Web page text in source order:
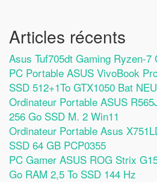
Articles récents
Asus Tuf705dt Gaming Ryzen-7
PC Portable ASUS VivoBook
SSD 512+1To GTX1050 Bat
Ordinateur Portable ASUS
256 Go SSD M. 2 Win11
Ordinateur Portable Asus
SSD 64 GB PCP0355
PC Gamer ASUS ROG Strix
Go RAM 2,5 To SSD 144 Hz